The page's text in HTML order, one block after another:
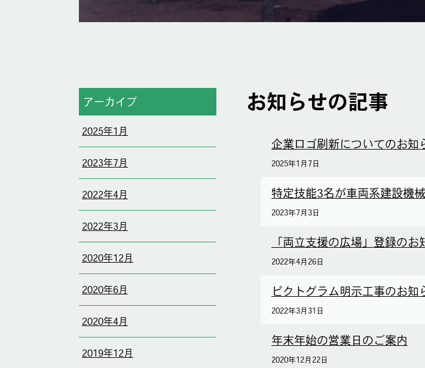
お知らせの記事
企業ロゴ刷新についてのお知
2025年1月7日
特定技能3名が車両系建設機
2023年7月3日
「両立支援の広場」登録のお
2022年4月26日
ピクトグラム明示工事のお知
2022年3月31日
年末年始の営業日のご案内
2020年12月22日
アーカイブ
2025年1月
2023年7月
2022年4月
2022年3月
2020年12月
2020年6月
2020年4月
2019年12月